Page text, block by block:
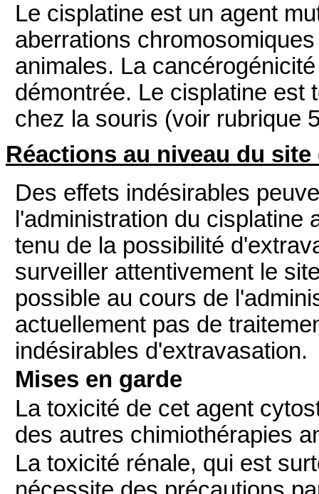
Le cisplatine est un agent
aberrations
animales. La
démontrée. Le cisplatine est
chez la souris (voir rubrique
Réactions au niveau du
Des effets indésirables
l'administration du cisplatine
tenu de la possibilité
surveiller attentivement le
possible au cours de
actuellement pas de
indésirables d'extravasation.
Mises en garde
La toxicité de cet agent
des autres chimiothérapies
La toxicité rénale, qui est